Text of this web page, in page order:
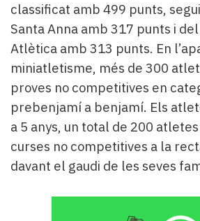
classificat amb 499 punts,
Santa Anna amb 317 punts i
Atlètica amb 313 punts. En
miniatletisme, més de 300
proves no competitives en
prebenjamí a benjamí. Els
a 5 anys, un total de 200
curses no competitives a la
davant el gaudi de les seves